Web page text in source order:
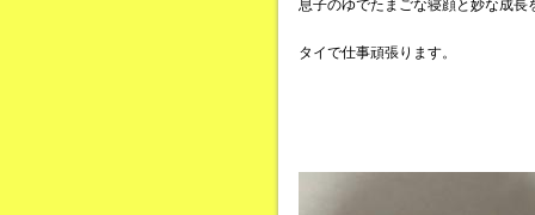
息子のゆでたまごな寝顔と妙な成長
タイで仕事頑張ります。